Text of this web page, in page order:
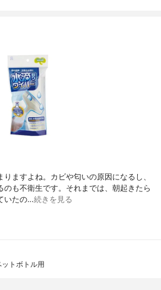
ますよね。カビや匂いの原因になるし、
のも不衛生です。それまでは、朝起きたら
いたの…続きを見る
トボトル用